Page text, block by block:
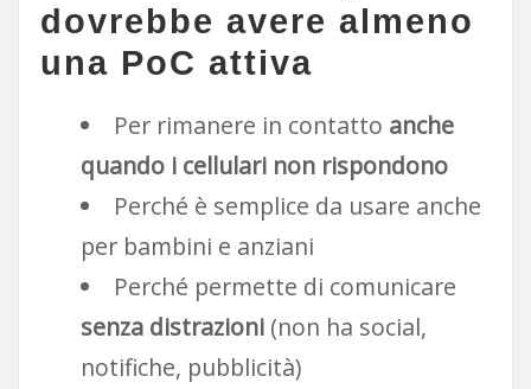
dovrebbe avere almeno
una PoC attiva
Per rimanere in contatto anche
quando i cellulari non rispondono
Perché è semplice da usare anche
per bambini e anziani
Perché permette di comunicare
senza distrazioni (non ha social,
notifiche, pubblicità)